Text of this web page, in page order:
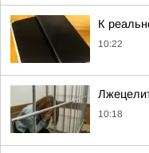
К
10:22
10:18